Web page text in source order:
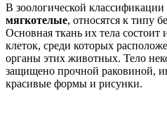
В зоологической классификации
мягкотелые, относятся к типу
Основная ткань их тела
клеток, среди которых
органы этих животных. Тело
защищено прочной раковиной,
красивые формы и рисунки.